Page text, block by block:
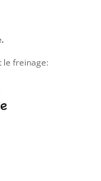
le freinage: